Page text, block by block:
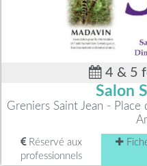
4 & 5
Salon
Greniers Saint Jean -
Réservé aux
professionnels